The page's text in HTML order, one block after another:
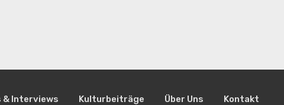
& Interviews Kulturbeiträge Über Uns Kontakt